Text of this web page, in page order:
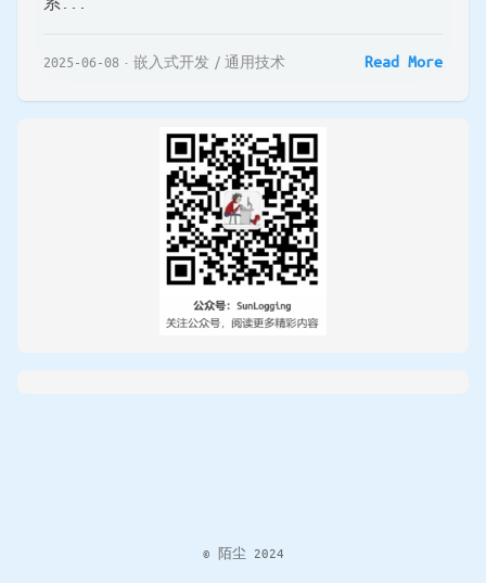
2025-06-08 嵌入式开发 通用技术 Read More
© 陌尘 2024